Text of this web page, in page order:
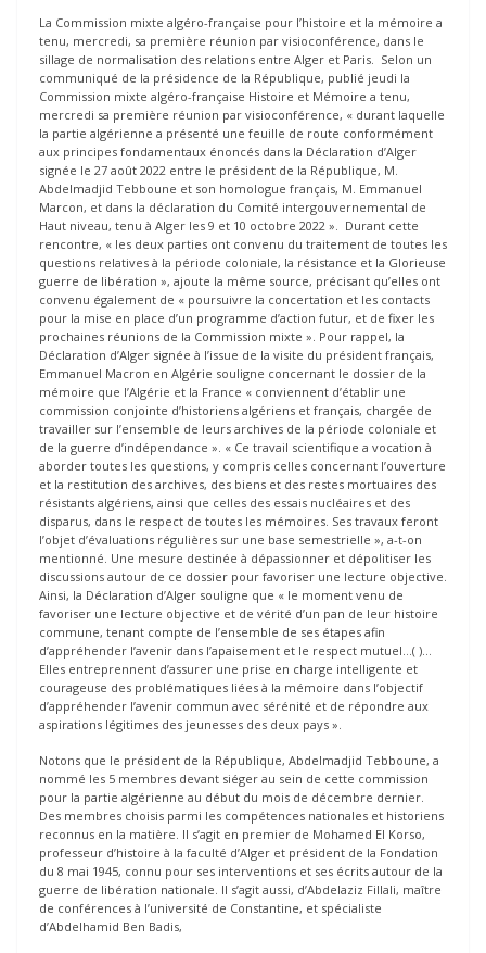
La Commission mixte algéro-française pour l’histoire et la mémoire a
tenu, mercredi, sa première réunion par visioconférence, dans le
sillage de normalisation des relations entre Alger et Paris. Selon un
communiqué de la présidence de la République, publié jeudi la
Commission mixte algéro-française Histoire et Mémoire a tenu,
mercredi sa première réunion par visioconférence, « durant laquelle
la partie algérienne a présenté une feuille de route conformément
aux principes fondamentaux énoncés dans la Déclaration d’Alger
signée le 27 août 2022 entre le président de la République, M.
Abdelmadjid Tebboune et son homologue français, M. Emmanuel
Marcon, et dans la déclaration du Comité intergouvernemental de
Haut niveau, tenu à Alger les 9 et 10 octobre 2022 ». Durant cette
rencontre, « les deux parties ont convenu du traitement de toutes les
questions relatives à la période coloniale, la résistance et la Glorieuse
guerre de libération », ajoute la même source, précisant qu’elles ont
convenu également de « poursuivre la concertation et les contacts
pour la mise en place d’un programme d’action futur, et de fixer les
prochaines réunions de la Commission mixte ». Pour rappel, la
Déclaration d’Alger signée à l’issue de la visite du président français,
Emmanuel Macron en Algérie souligne concernant le dossier de la
mémoire que l’Algérie et la France « conviennent d’établir une
commission conjointe d’historiens algériens et français, chargée de
travailler sur l’ensemble de leurs archives de la période coloniale et
de la guerre d’indépendance ». « Ce travail scientifique a vocation à
aborder toutes les questions, y compris celles concernant l’ouverture
et la restitution des archives, des biens et des restes mortuaires des
résistants algériens, ainsi que celles des essais nucléaires et des
disparus, dans le respect de toutes les mémoires. Ses travaux feront
l’objet d’évaluations régulières sur une base semestrielle », a-t-on
mentionné. Une mesure destinée à dépassionner et dépolitiser les
discussions autour de ce dossier pour favoriser une lecture objective.
Ainsi, la Déclaration d’Alger souligne que « le moment venu de
favoriser une lecture objective et de vérité d’un pan de leur histoire
commune, tenant compte de l’ensemble de ses étapes afin
d’appréhender l’avenir dans l’apaisement et le respect mutuel…( )…
Elles entreprennent d’assurer une prise en charge intelligente et
courageuse des problématiques liées à la mémoire dans l’objectif
d’appréhender l’avenir commun avec sérénité et de répondre aux
aspirations légitimes des jeunesses des deux pays ».
Notons que le président de la République, Abdelmadjid Tebboune, a
nommé les 5 membres devant siéger au sein de cette commission
pour la partie algérienne au début du mois de décembre dernier.
Des membres choisis parmi les compétences nationales et historiens
reconnus en la matière. Il s’agit en premier de Mohamed El Korso,
professeur d’histoire à la faculté d’Alger et président de la Fondation
du 8 mai 1945, connu pour ses interventions et ses écrits autour de la
guerre de libération nationale. Il s’agit aussi, d’Abdelaziz Fillali, maître
de conférences à l’université de Constantine, et spécialiste
d’Abdelhamid Ben Badis,